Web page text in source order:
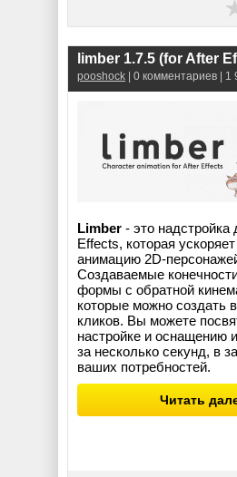
limber 1.7.5 (for After
pooshock | 0 комментариев |
Limber - это надстройка
Effects, которая
анимацию 2D-
Создаваемые
формы с обратной
которые можно создать
кликов. Вы можете
настройке и оснащению
за несколько секунд, в
ваших потребностей.
Читать